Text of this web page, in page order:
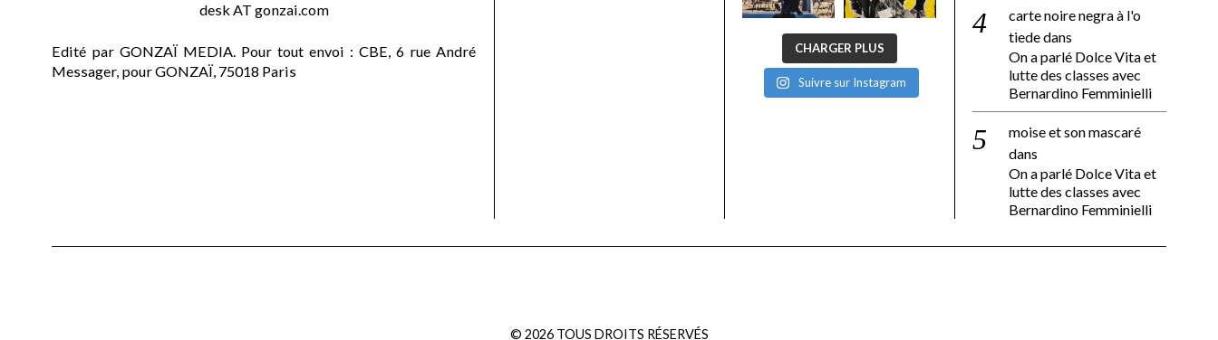
desk AT gonzai.com
Edité par GONZAÏ MEDIA. Pour tout envoi : CBE, 6 rue André
Messager, pour GONZAÏ, 75018 Paris
CHARGER PLUS
Suivre sur Instagram
carte noire negra à l'o
tiededans
On a parlé Dolce Vita et
lutte des classes avec
Bernardino Femminielli
moise et son mascaré
dans
On a parlé Dolce Vita et
lutte des classes avec
Bernardino Femminielli
© 2026TOUS DROITS RÉSERVÉS